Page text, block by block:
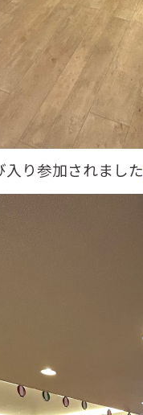
入り参加されました